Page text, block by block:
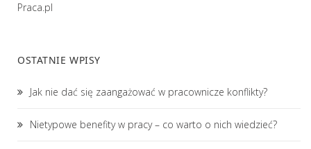
Praca.pl
OSTATNIE WPISY
Jak nie dać się zaangażować w pracownicze konflikty?
Nietypowe benefity w pracy – co warto o nich wiedzieć?